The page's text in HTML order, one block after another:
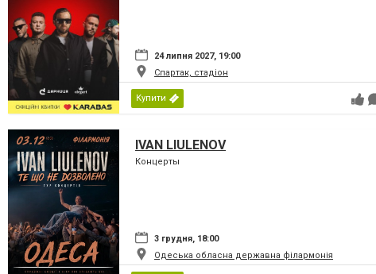
24 липня 2027, 19:00
Спартак, стадіон
Купити
IVAN LIULENOV
Концерты
3 грудня, 18:00
Одеська обласна державна філармонія